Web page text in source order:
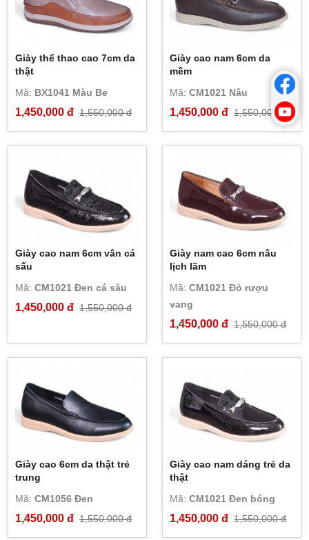
Giày thể thao cao 7cm da
thật
Mã: BX1041 Màu Be
1,450,000 đ 1,550,000 đ
Giày cao nam 6cm da
mềm
Mã:CM1021 Nâu
1,450,000 đ 1,550,000 đ
Giày cao nam 6cm vân cá
sấu
Mã:CM1021 Đen cá sâu
1,450,000 đ 1,550,000 đ
Giày nam cao 6cm nâu
lịch lãm
Mã:CM1021 Đỏ rượu
vang
1,450,000 đ 1,550,000 đ
Giày cao 6cm da thật trẻ
trung
Mã:CM1056 Đen
1,450,000 đ 1,550,000 đ
Giày cao nam dáng trẻ da
thật
Mã:CM1021 Đen bóng
1,450,000 đ 1,550,000 đ